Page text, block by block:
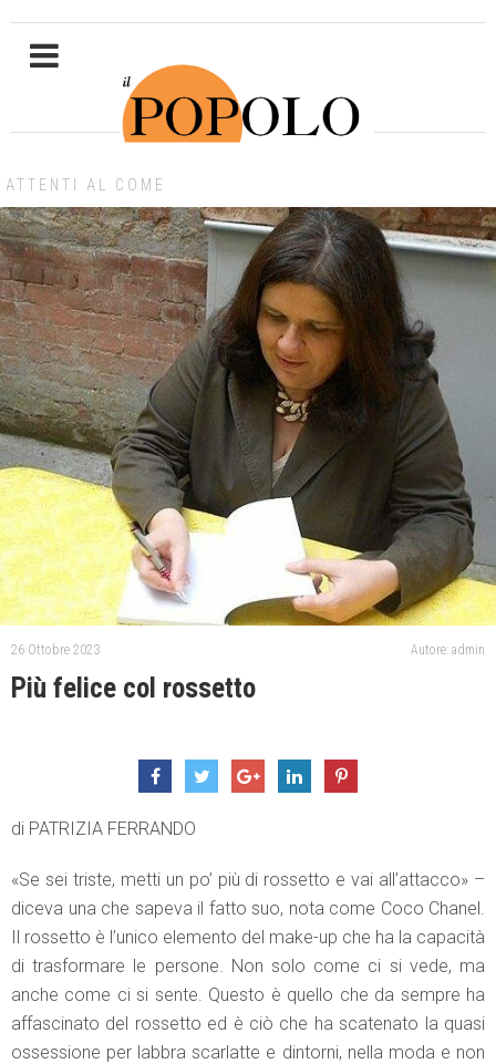
ATTENTI AL COME
26 Ottobre 2023 Autore: admin
Più felice col rossetto
di PATRIZIA FERRANDO
«Se sei triste, metti un po’ più di rossetto e vai all’attacco» –
diceva una che sapeva il fatto suo, nota come Coco Chanel.
Il rossetto è l’unico elemento del make-up che ha la capacità
di trasformare le persone. Non solo come ci si vede, ma
anche come ci si sente. Questo è quello che da sempre ha
affascinato del rossetto ed è ciò che ha scatenato la quasi
ossessione per labbra scarlatte e dintorni, nella moda e non